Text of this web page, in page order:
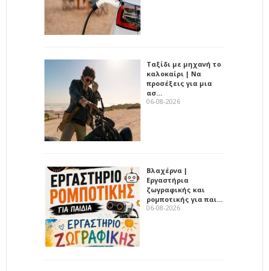
Ταξίδι με μηχανή το
καλοκαίρι | Να
προσέξεις για μια
ασ…
06-08-2026
Βλαχέρνα |
Εργαστήρια
ζωγραφικής και
ρομποτικής για παι…
06-08-2026